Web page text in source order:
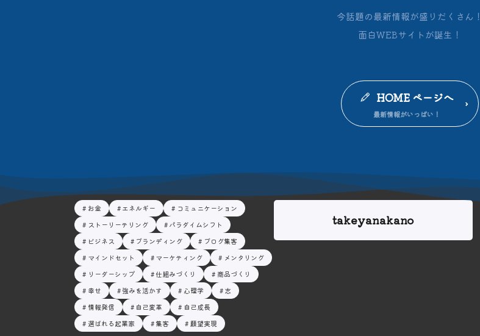
今話題の最新情報が盛りだくさん！
面白WEBサイトが誕生！
HOME ページへ
お金 エネルギー
コミュニケーション
ストーリーテリング
パラダイムシフト
ビジネス
ブランディング
ブログ集客
マインドセット
マーケティング
メンタリング
リーダーシップ
仕組みづくり
商品づくり
幸せ
強みを活かす 心理学
志
情報発信
自己変革
自己成長
選ばれる起業家
集客 願望実現
takeyanakano